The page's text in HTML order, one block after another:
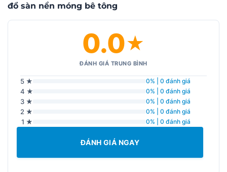
đổ sàn nền móng bê tông
0.0★
ĐÁNH GIÁ TRUNG BÌNH
5 ★ 0% | 0 đánh giá
4 ★ 0% | 0 đánh giá
3 ★ 0% | 0 đánh giá
2 ★ 0% | 0 đánh giá
1 ★ 0% | 0 đánh giá
ĐÁNH GIÁ NGAY